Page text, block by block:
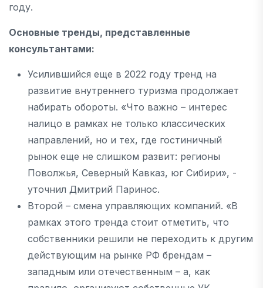
году.
Основные тренды, представленные
консультантами:
Усилившийся еще в 2022 году тренд на
развитие внутреннего туризма продолжает
набирать обороты. «Что важно – интерес
налицо в рамках не только классических
направлений, но и тех, где гостиничный
рынок еще не слишком развит: регионы
Поволжья, Северный Кавказ, юг Сибири», -
уточнил Дмитрий Паринос.
Второй – смена управляющих компаний. «В
рамках этого тренда стоит отметить, что
собственники решили не переходить к другим
действующим на рынке РФ брендам –
западным или отечественным – а, как